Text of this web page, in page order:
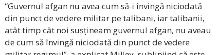
“Guvernul afgan nu avea cum să-i învingă niciodată
din punct de vedere militar pe talibani, iar talibanii,
atât timp cât noi susțineam guvernul afgan, nu aveau
de cum să învingă niciodată din punct de vedere